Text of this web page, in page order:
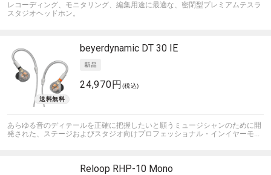
レコーディング、モニタリング、編集用途に最適な、密閉型プレミアムテスラ
スタジオヘッドホン。
beyerdynamic DT 30 IE
24,970円 (税込)
あらゆる音のディテールを正確に把握したいと願うミュージシャンのために開
発された、ステージおよびスタジオ向けプロフェッショナル・インイヤーモ...
Reloop RHP-10 Mono